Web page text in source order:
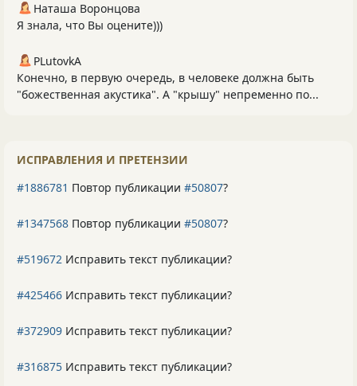
Наташа Воронцова
Я знала, что Вы оцените)))
PLutоvkА
Конечно, в первую очередь, в человеке должна быть
"божественная акустика". А "крышу" непременно по...
ИСПРАВЛЕНИЯ И ПРЕТЕНЗИИ
#1886781 Повтор публикации #50807?
#1347568 Повтор публикации #50807?
#519672 Исправить текст публикации?
#425466 Исправить текст публикации?
#372909 Исправить текст публикации?
#316875 Исправить текст публикации?